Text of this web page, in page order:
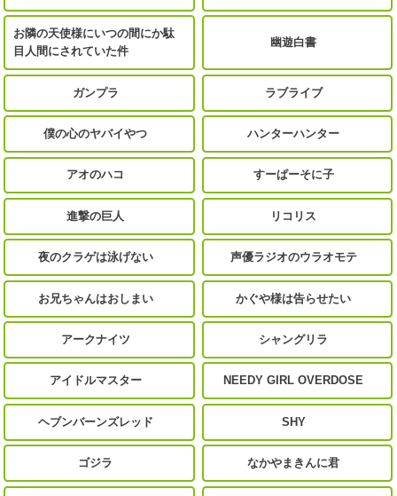
お隣の天使様にいつの間にか駄
目人間にされていた件
幽遊白書
ガンプラ ラブライブ
僕の心のヤバイやつ ハンターハンター
アオのハコ すーぱーそに子
進撃の巨人 リコリス
夜のクラゲは泳げない 声優ラジオのウラオモテ
お兄ちゃんはおしまい かぐや様は告らせたい
アークナイツ シャングリラ
アイドルマスター NEEDY GIRL OVERDOSE
ヘブンバーンズレッド SHY
ゴジラ なかやまきんに君